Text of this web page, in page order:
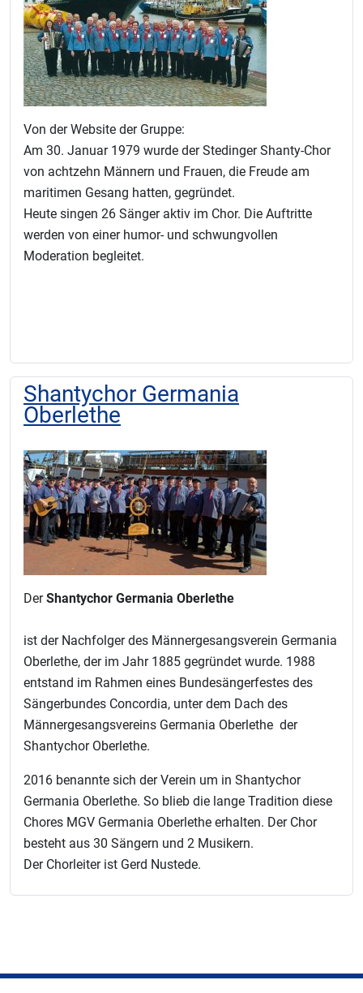
Von der Website der Gruppe:
Am 30. Januar 1979 wurde der Stedinger Shanty-Chor
von achtzehn Männern und Frauen, die Freude am
maritimen Gesang hatten, gegründet.
Heute singen 26 Sänger aktiv im Chor. Die Auftritte
werden von einer humor- und schwungvollen
Moderation begleitet.
Shantychor Germania
Oberlethe
DerShantychor Germania Oberlethe
ist der Nachfolger des Männergesangsverein Germania
Oberlethe, der im Jahr 1885 gegründet wurde. 1988
entstand im Rahmen eines Bundesängerfestes des
Sängerbundes Concordia, unter dem Dach des
Männergesangsvereins Germania Oberlethe der
Shantychor Oberlethe.
2016 benannte sich der Verein um in Shantychor
Germania Oberlethe. So blieb die lange Tradition diese
Chores MGV Germania Oberlethe erhalten. Der Chor
besteht aus 30 Sängern und 2 Musikern.
Der Chorleiter ist Gerd Nustede.